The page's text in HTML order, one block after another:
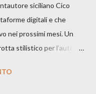
siciliano Cico
digitali e che
nei prossimi mesi. Un
stilistico per l’autore
espressiva che